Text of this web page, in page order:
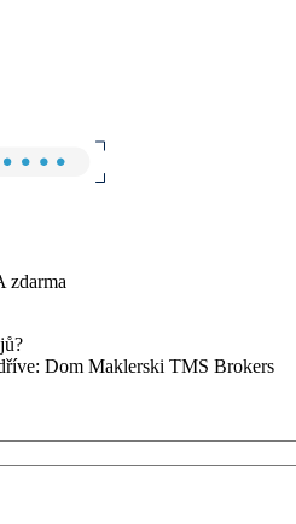
zdarma
Dom Maklerski TMS Brokers